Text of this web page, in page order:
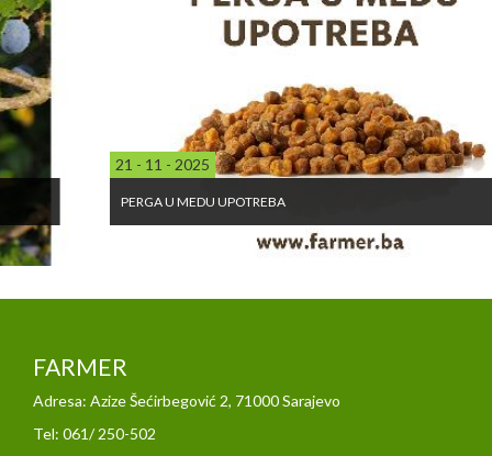
21 - 11 - 2025
PERGA U MEDU UPOTREBA
FARMER
Adresa: Azize Šećirbegović 2, 71000 Sarajevo
Tel: 061/ 250-502